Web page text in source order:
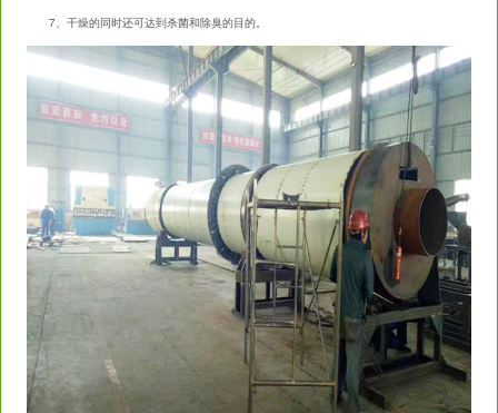
7、干燥的同时还可达到杀菌和除臭的目的。